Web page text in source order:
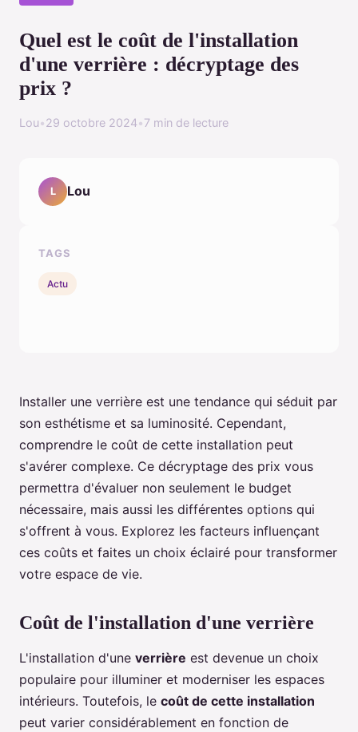
Quel est le coût de l'installation
d'une verrière : décryptage des
prix ?
Lou•29 octobre 2024•7 min de lecture
Installer une verrière est une tendance qui séduit par
son esthétisme et sa luminosité. Cependant,
comprendre le coût de cette installation peut
s'avérer complexe. Ce décryptage des prix vous
permettra d'évaluer non seulement le budget
nécessaire, mais aussi les différentes options qui
s'offrent à vous. Explorez les facteurs influençant
ces coûts et faites un choix éclairé pour transformer
votre espace de vie.
Coût de l'installation d'une verrière
L'installation d'une verrière est devenue un choix
populaire pour illuminer et moderniser les espaces
intérieurs. Toutefois, le coût de cette installation
peut varier considérablement en fonction de
L Lou
TAGS
Actu